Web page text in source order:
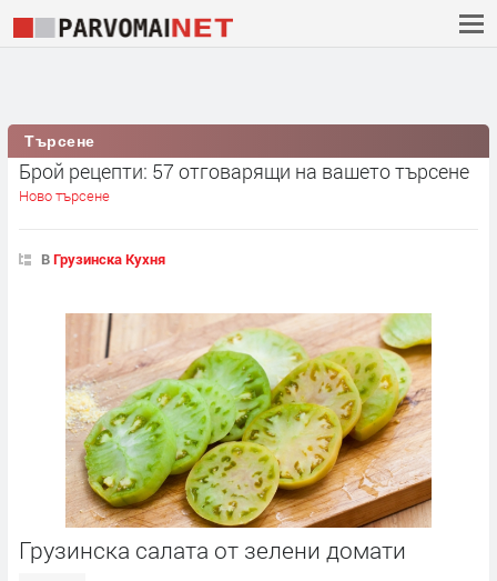
Търсене
Брой рецепти: 57 отговарящи на вашето търсене
Ново търсене
ВГрузинска Кухня
Грузинска салата от зелени домати